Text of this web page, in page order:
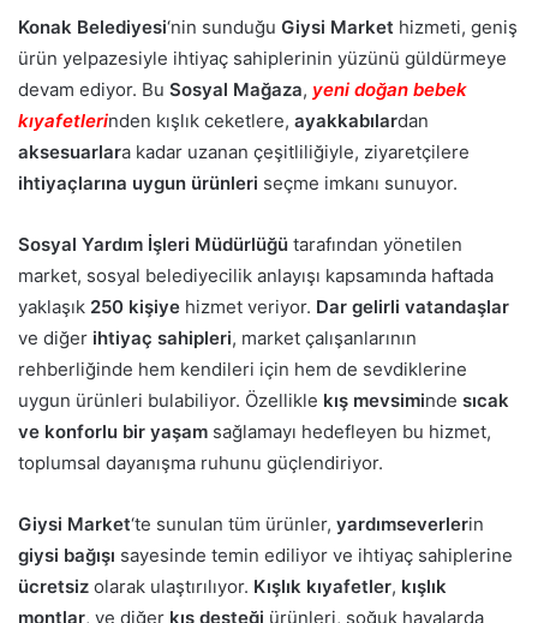
Konak Belediyesi‘nin sunduğu Giysi Market hizmeti, geniş
ürün yelpazesiyle ihtiyaç sahiplerinin yüzünü güldürmeye
devam ediyor. Bu Sosyal Mağaza, yeni doğan bebek
kıyafetlerinden kışlık ceketlere, ayakkabılardan
aksesuarlara kadar uzanan çeşitliliğiyle, ziyaretçilere
ihtiyaçlarına uygun ürünleri seçme imkanı sunuyor.
Sosyal Yardım İşleri Müdürlüğü tarafından yönetilen
market, sosyal belediyecilik anlayışı kapsamında haftada
yaklaşık 250 kişiye hizmet veriyor. Dar gelirli vatandaşlar
ve diğer ihtiyaç sahipleri, market çalışanlarının
rehberliğinde hem kendileri için hem de sevdiklerine
uygun ürünleri bulabiliyor. Özellikle kış mevsiminde sıcak
ve konforlu bir yaşam sağlamayı hedefleyen bu hizmet,
toplumsal dayanışma ruhunu güçlendiriyor.
Giysi Market‘te sunulan tüm ürünler, yardımseverlerin
giysi bağışı sayesinde temin ediliyor ve ihtiyaç sahiplerine
ücretsiz olarak ulaştırılıyor. Kışlık kıyafetler, kışlık
montlar, ve diğer kış desteği ürünleri, soğuk havalarda